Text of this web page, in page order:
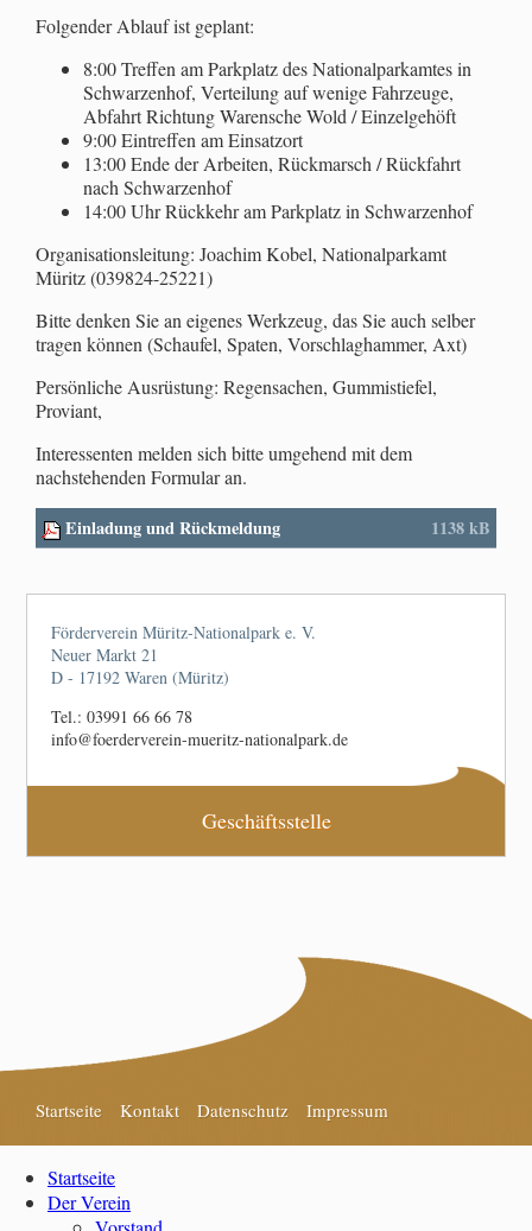
Folgender Ablauf ist geplant:
8:00 Treffen am Parkplatz des Nationalparkamtes in
Schwarzenhof, Verteilung auf wenige Fahrzeuge,
Abfahrt Richtung Warensche Wold / Einzelgehöft
9:00 Eintreffen am Einsatzort
13:00 Ende der Arbeiten, Rückmarsch / Rückfahrt
nach Schwarzenhof
14:00 Uhr Rückkehr am Parkplatz in Schwarzenhof
Organisationsleitung: Joachim Kobel, Nationalparkamt
Müritz (039824-25221)
Bitte denken Sie an eigenes Werkzeug, das Sie auch selber
tragen können (Schaufel, Spaten, Vorschlaghammer, Axt)
Persönliche Ausrüstung: Regensachen, Gummistiefel,
Proviant,
Interessenten melden sich bitte umgehend mit dem
nachstehenden Formular an.
Einladung und Rückmeldung 1138 kB
Förderverein Müritz-Nationalpark e. V.
Neuer Markt 21
D - 17192 Waren (Müritz)
Tel.: 03991 66 66 78
info@foerderverein-mueritz-nationalpark.de
Geschäftsstelle
Startseite Kontakt Datenschutz Impressum
Startseite
Der Verein